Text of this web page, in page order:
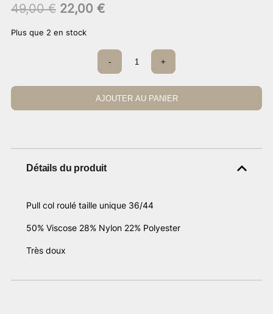
49,00€ Le
initial
49,00 €.
22,00 €Le
est :
22,00 €.
Plus que 2 en stock
quantité
Pull
col
roulé
- +
AJOUTER AU PANIER
Détails du produit
Pull col roulé taille unique 36/44
50% Viscose 28% Nylon 22% Polyester
Très doux